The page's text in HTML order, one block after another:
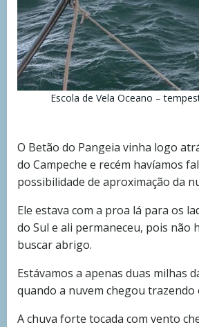
Escola de Vela Oceano –
O Betão do Pangeia vinha logo
do Campeche e recém havíamos
possibilidade de aproximação da
Ele estava com a proa lá para os
do Sul e ali permaneceu, pois não
buscar abrigo.
Estávamos a apenas duas milhas
quando a nuvem chegou
A chuva forte tocada com vento